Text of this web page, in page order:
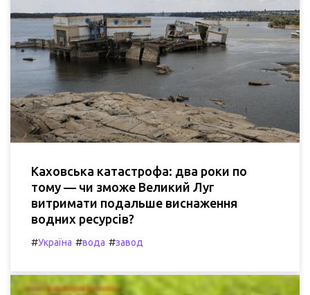
Каховська катастрофа: два роки по
тому — чи зможе Великий Луг
витримати подальше виснаження
водних ресурсів?
#Україна #вода #завод